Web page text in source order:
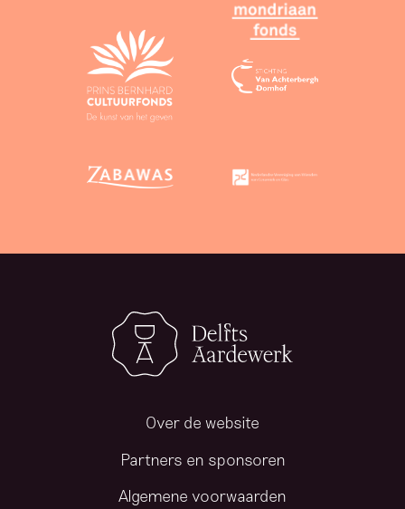
Over de website
Partners en sponsoren
Algemene voorwaarden